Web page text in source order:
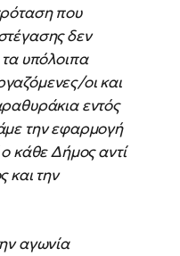
που
δεν
τα υπόλοιπα
οι και
εντός
την εφαρμογή
κάθε Δήμος αντί
και την
αγωνία